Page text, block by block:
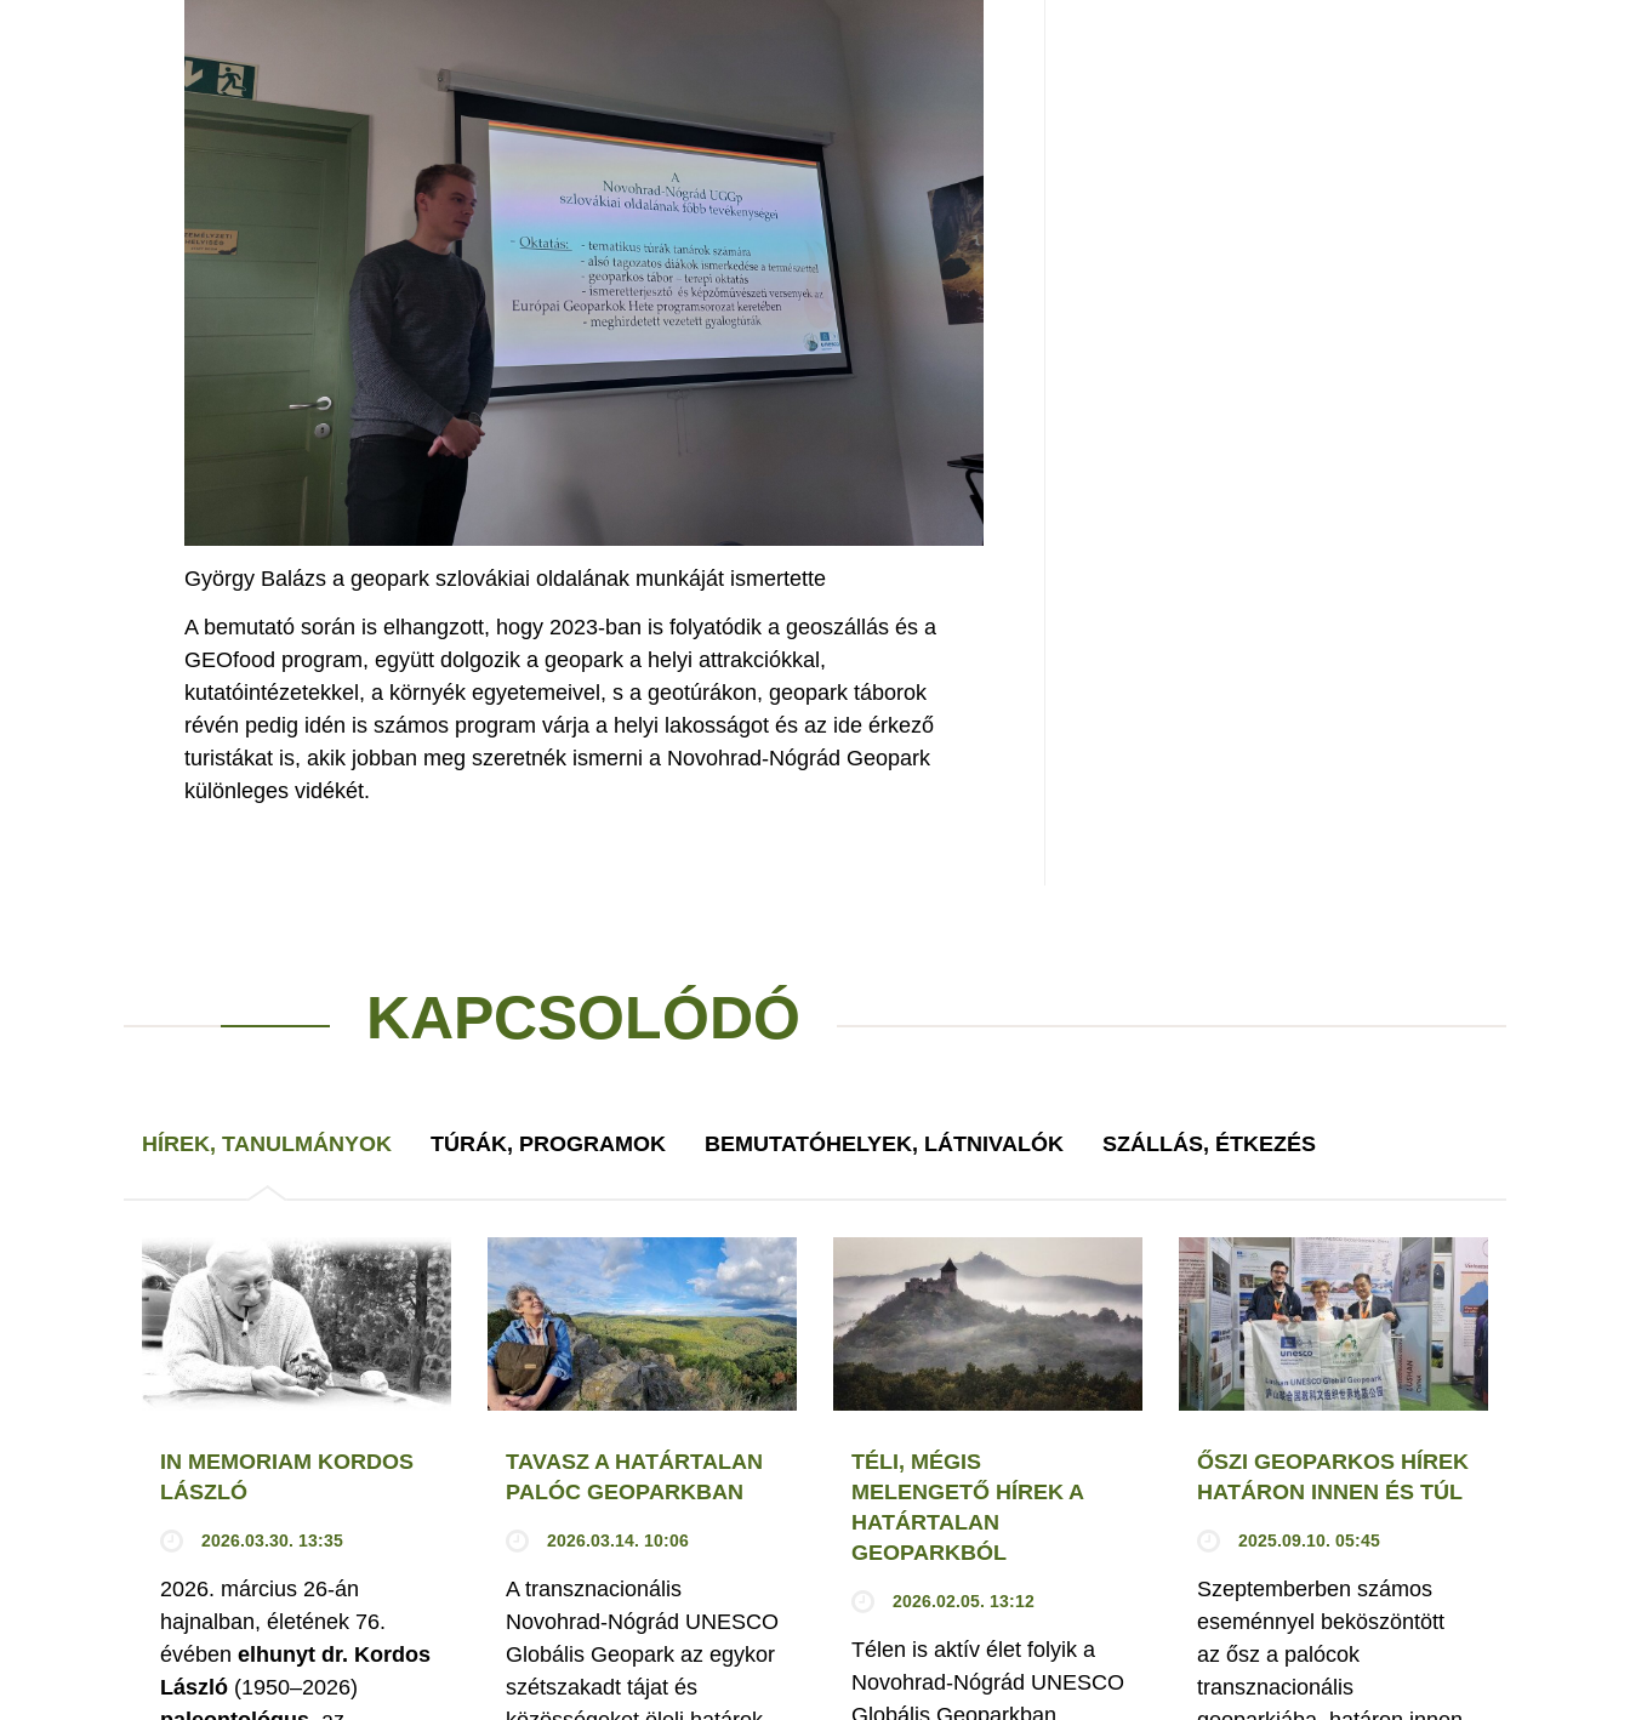
György Balázs a geopark szlovákiai oldalának munkáját ismertette
A bemutató során is elhangzott, hogy 2023-ban is folyatódik a geoszállás és a
GEOfood program, együtt dolgozik a geopark a helyi attrakciókkal,
kutatóintézetekkel, a környék egyetemeivel, s a geotúrákon, geopark táborok
révén pedig idén is számos program várja a helyi lakosságot és az ide érkező
turistákat is, akik jobban meg szeretnék ismerni a Novohrad-Nógrád Geopark
különleges vidékét.
KAPCSOLÓDÓ
HÍREK, TANULMÁNYOK TÚRÁK, PROGRAMOK BEMUTATÓHELYEK, LÁTNIVALÓK SZÁLLÁS, ÉTKEZÉS
IN MEMORIAM KORDOS
LÁSZLÓ
2026.03.30. 13:35
2026. március 26-án
hajnalban, életének 76.
évében elhunyt dr. Kordos
László (1950–2026)
TAVASZ A HATÁRTALAN
PALÓC GEOPARKBAN
2026.03.14. 10:06
A transznacionális
Novohrad-Nógrád UNESCO
Globális Geopark az egykor
szétszakadt tájat és
TÉLI, MÉGIS
MELENGETŐ HÍREK A
HATÁRTALAN
GEOPARKBÓL
2026.02.05. 13:12
Télen is aktív élet folyik a
Novohrad-Nógrád UNESCO
ŐSZI GEOPARKOS HÍREK
HATÁRON INNEN ÉS TÚL
2025.09.10. 05:45
Szeptemberben számos
eseménnyel beköszöntött
az ősz a palócok
transznacionális